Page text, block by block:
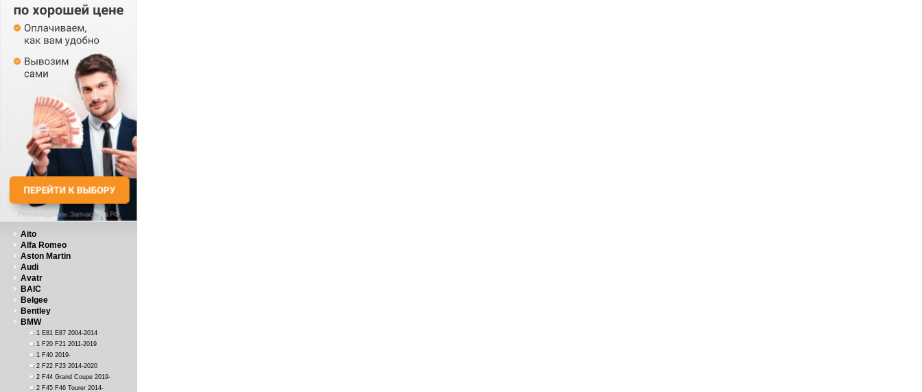
Aito
Alfa Romeo
Aston Martin
Audi
Avatr
BAIC
Belgee
Bentley
BMW
1 E81 E87 2004-2014
1 F20 F21 2011-2019
1 F40 2019-
2 F22 F23 2014-2020
2 F44 Grand Coupe 2019-
2 F45 F46 Tourer 2014-